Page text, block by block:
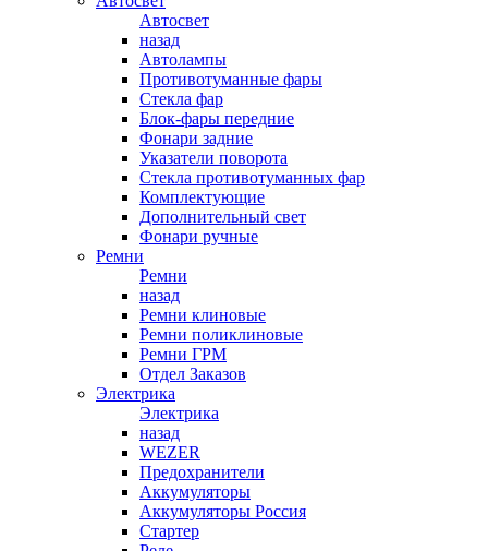
Автосвет
назад
Автолампы
Противотуманные фары
Стекла фар
Блок-фары передние
Фонари задние
Указатели поворота
Стекла противотуманных фар
Комплектующие
Дополнительный свет
Фонари ручные
Ремни
Ремни
назад
Ремни клиновые
Ремни поликлиновые
Ремни ГРМ
Отдел Заказов
Электрика
Электрика
назад
WEZER
Предохранители
Аккумуляторы
Аккумуляторы Россия
Стартер